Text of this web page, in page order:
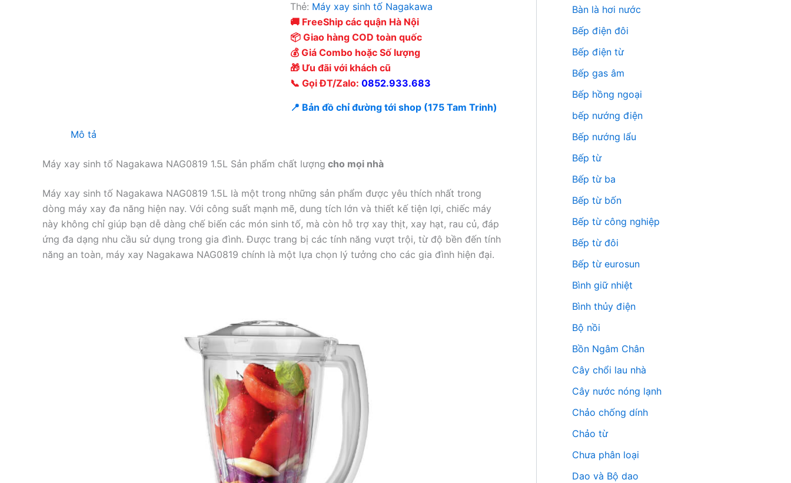
Thẻ: Máy xay sinh tố Nagakawa
🚚 FreeShip các quận Hà Nội
📦 Giao hàng COD toàn quốc
💰 Giá Combo hoặc Số lượng
🎁 Ưu đãi với khách cũ
📞 Gọi ĐT/Zalo: 0852.933.683
📍 Bản đồ chỉ đường tới shop (175 Tam Trinh)
Mô tả
Máy xay sinh tố Nagakawa NAG0819 1.5L Sản phẩm chất lượng cho mọi nhà
Máy xay sinh tố Nagakawa NAG0819 1.5L là một trong những sản phẩm được yêu thích nhất trong
dòng máy xay đa năng hiện nay. Với công suất mạnh mẽ, dung tích lớn và thiết kế tiện lợi, chiếc máy
này không chỉ giúp bạn dễ dàng chế biến các món sinh tố, mà còn hỗ trợ xay thịt, xay hạt, rau củ, đáp
ứng đa dạng nhu cầu sử dụng trong gia đình. Được trang bị các tính năng vượt trội, từ độ bền đến tính
năng an toàn, máy xay Nagakawa NAG0819 chính là một lựa chọn lý tưởng cho các gia đình hiện đại.
Bàn là hơi nước
Bếp điện đôi
Bếp điện từ
Bếp gas âm
Bếp hồng ngoại
bếp nướng điện
Bếp nướng lẩu
Bếp từ
Bếp từ ba
Bếp từ bốn
Bếp từ công nghiệp
Bếp từ đôi
Bếp từ eurosun
Bình giữ nhiệt
Bình thủy điện
Bộ nồi
Bồn Ngâm Chân
Cây chổi lau nhà
Cây nước nóng lạnh
Chảo chống dính
Chảo từ
Chưa phân loại
Dao và Bộ dao